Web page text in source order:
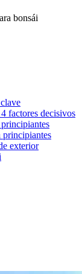
bonsái
factores decisivos
principiantes
exterior